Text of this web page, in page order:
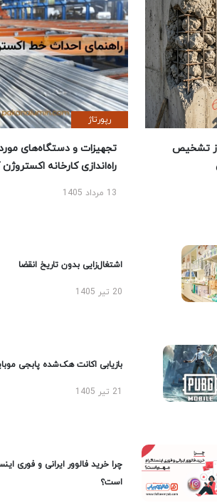
تشخیص
رپورتاژ
تجهیزات و دستگاه‌های
راه‌اندازی کارخانه اکستروژن
13 مرداد 1405
اشتغال‌زایی بدون تاریخ انقضا
20 تیر 1405
بازیابی اکانت هک‌شده پابجی موبایل
چرا خرید فالوور ایرانی و فوری
است؟